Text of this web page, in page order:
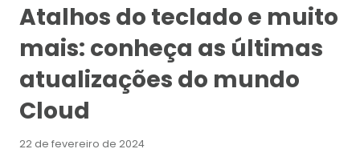
Atalhos do teclado e muito
mais: conheça as últimas
atualizações do mundo
Cloud
22 de fevereiro de 2024